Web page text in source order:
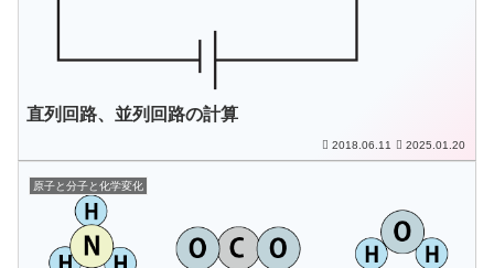
直列回路、並列回路の計算
2018.06.11 2025.01.20
原子と分子と化学変化